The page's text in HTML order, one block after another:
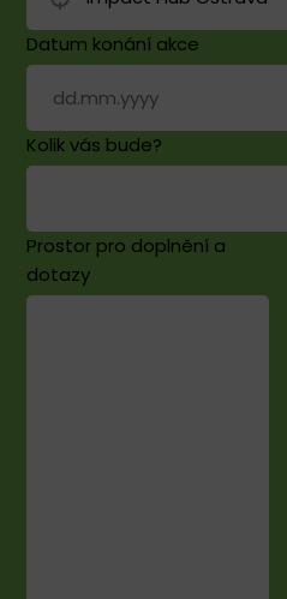
Datum konání akce
Kolik vás bude?
Prostor pro doplnění a
dotazy